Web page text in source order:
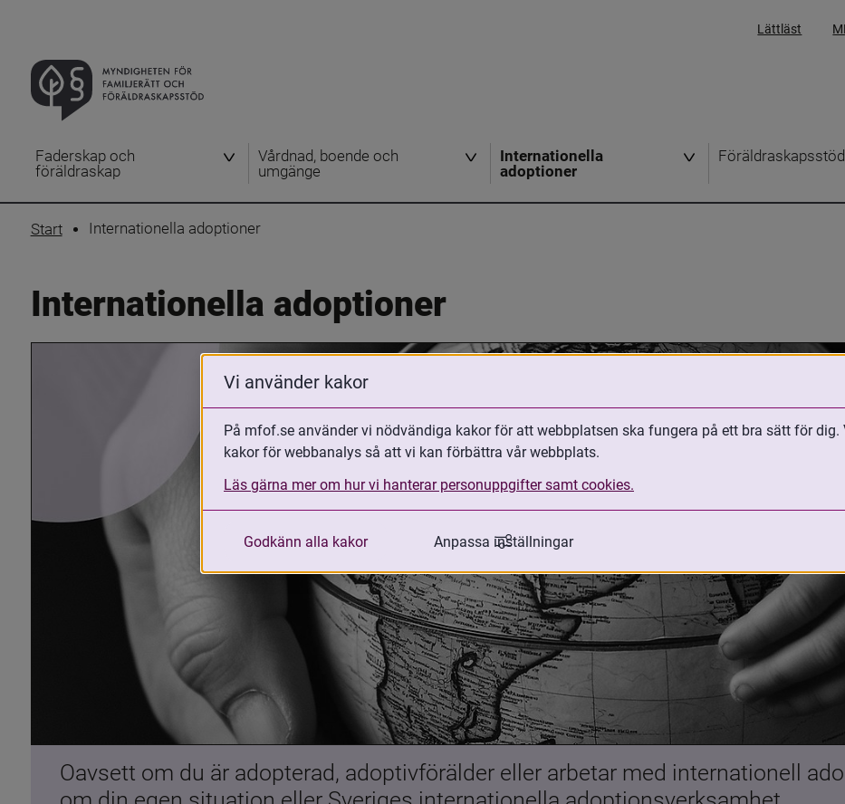
Lättläst
Faderskap och
föräldraskap
Vårdnad, boende och
umgänge
Internationella
adoptioner
Föräldraskapsstöd
Start Internationella adoptioner
Internationella adoptioner
Oavsett om du är adopterad, adoptivförälder eller arbetar med internationell
Vi använder kakor
På mfof.se använder vi nödvändiga kakor för att webbplatsen ska fungera på ett bra sätt för dig.
kakor för webbanalys så att vi kan förbättra vår webbplats.
Läs gärna mer om hur vi hanterar personuppgifter samt cookies.
Godkänn alla kakor Anpassa inställningar